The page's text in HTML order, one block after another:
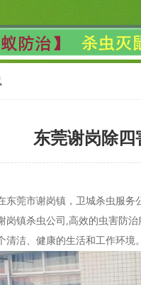
东莞谢岗除四
东莞市谢岗镇，卫城杀虫服务
岗镇杀虫公司,高效的虫害防
清洁、健康的生活和工作环境。